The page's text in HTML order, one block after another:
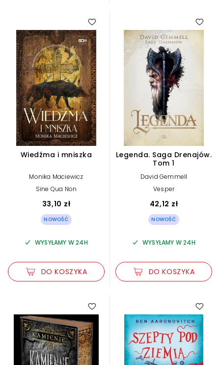
Wiedźma i mniszka
Monika Maciewicz
Sine Qua Non
33,10 zł
NOWOŚĆ
WYSYŁAMY W 24H
DO KOSZYKA
Legenda. Saga Drenajów.
Tom 1
David Gemmell
Vesper
42,12 zł
NOWOŚĆ
WYSYŁAMY W 24H
DO KOSZYKA